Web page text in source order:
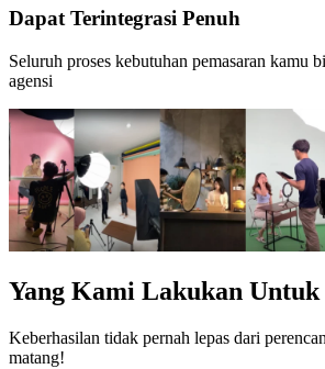
Dapat Terintegrasi Penuh
Seluruh proses kebutuhan pemasaran kamu
agensi
Yang Kami Lakukan
Keberhasilan tidak pernah lepas dari
matang!